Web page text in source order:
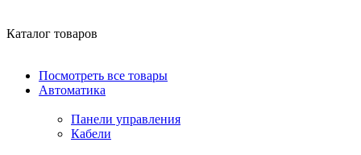
Каталог товаров
Посмотреть все товары
Автоматика
Панели управления
Кабели